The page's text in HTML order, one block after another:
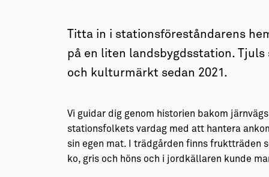
Titta in i stationsföreståndarens
på en liten landsbygdsstation.
och kulturmärkt sedan 2021.
Vi guidar dig genom historien bakom
stationsfolkets vardag med att hantera
sin egen mat. I trädgården finns fruktträden
ko, gris och höns och i jordkällaren kunde